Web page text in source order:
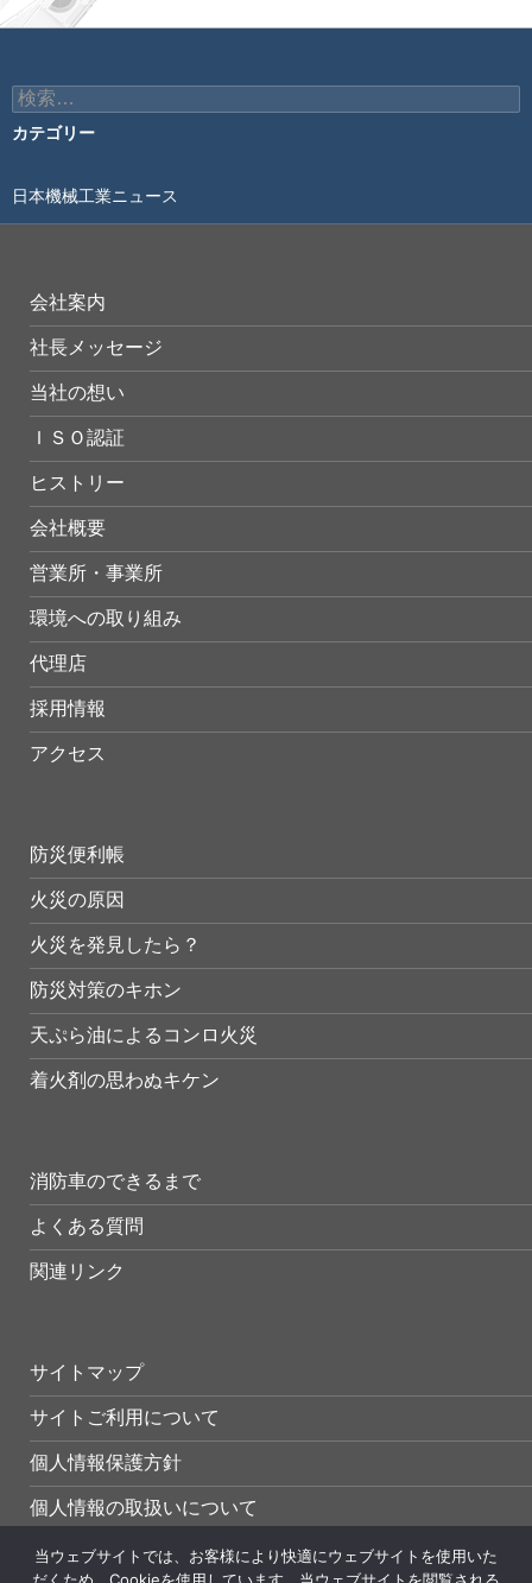
検
索:
カテゴリー
日本機械工業ニュース
会社案内
社長メッセージ
当社の想い
ＩＳＯ認証
ヒストリー
会社概要
営業所・事業所
環境への取り組み
代理店
採用情報
アクセス
防災便利帳
火災の原因
火災を発見したら？
防災対策のキホン
天ぷら油によるコンロ火災
着火剤の思わぬキケン
消防車のできるまで
よくある質問
関連リンク
サイトマップ
サイトご利用について
個人情報保護方針
個人情報の取扱いについて
当ウェブサイトでは、お客様により快適にウェブサイトを使用いた